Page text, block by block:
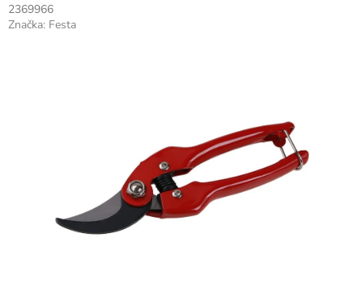
2369966
Značka: Festa